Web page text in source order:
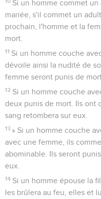
Si un homme commet
mariée, s'il commet un
prochain, l'homme et la
mort.
11 Si un homme couche
dévoile ainsi la nudité de
femme seront punis de
12 Si un homme couche
deux punis de mort. Ils ont
sang retombera sur eux.
13 » Si un homme couche
avec une femme, ils
abominable. Ils seront
eux.
14 Si un homme épouse la
les brûlera au feu, elles et